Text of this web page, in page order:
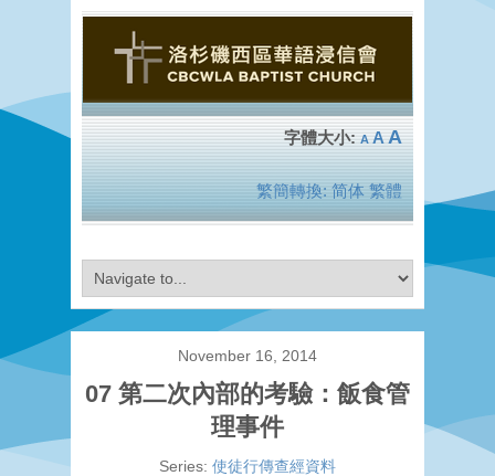
A A A
繁簡轉換: 简体 繁體
November 16, 2014
07 第二次內部的考驗：飯食管
理事件
Series: 使徒行傳查經資料